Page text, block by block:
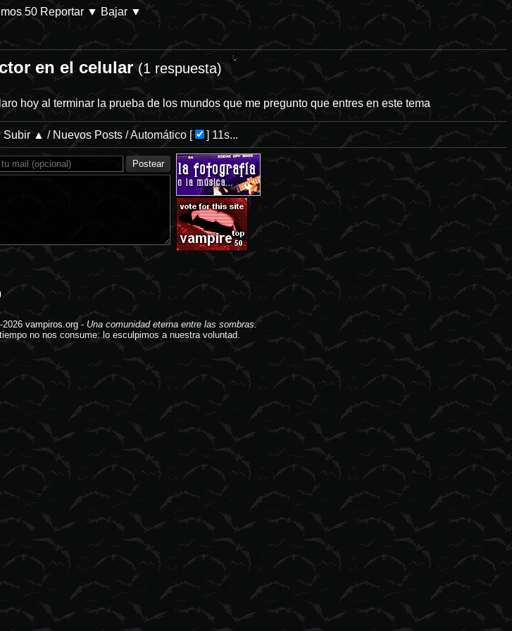
Prime Video. Parece que las películas de desastres naturales tienden a ser el idóneo campo de cultivo para
50 Reportar ▼ Bajar ▼
en el celular(1 respuesta)
hoy al terminar la prueba de los mundos que me pregunto que entres en este tema
▲ / Nuevos Posts /Automático[ ] 11s...
vampiros.org- Una comunidad eterna entre las sombras.
no nos consume: lo esculpimos a nuestra voluntad.